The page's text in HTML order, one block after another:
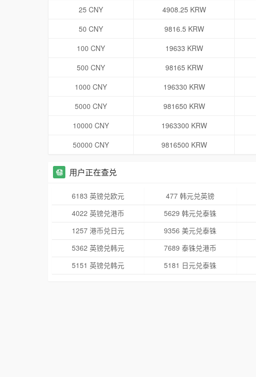
25 CNY
4908.25 KRW
50 CNY
9816.5 KRW
100 CNY
19633 KRW
500 CNY
98165 KRW
1000 CNY
196330 KRW
5000 CNY
981650 KRW
10000 CNY
1963300 KRW
50000 CNY
9816500 KRW
用户正在查兑
6183 英镑兑欧元 477 韩元兑英镑
4022 英镑兑港币
5629 韩元兑泰铢
1257 港币兑日元
9356 美元兑泰铢
5362 英镑兑韩元
7689 泰铢兑港币
5151 英镑兑韩元
5181 日元兑泰铢